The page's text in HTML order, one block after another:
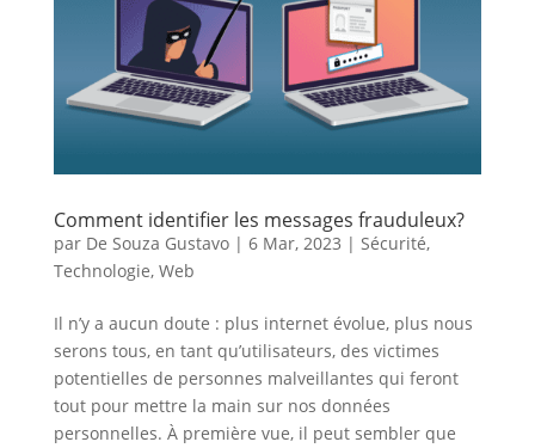
Comment identifier les messages frauduleux?
par De Souza Gustavo| 6 Mar, 2023 | Sécurité,
Technologie, Web
Il n’y a aucun doute : plus internet évolue, plus nous
serons tous, en tant qu’utilisateurs, des victimes
potentielles de personnes malveillantes qui feront
tout pour mettre la main sur nos données
personnelles. À première vue, il peut sembler que